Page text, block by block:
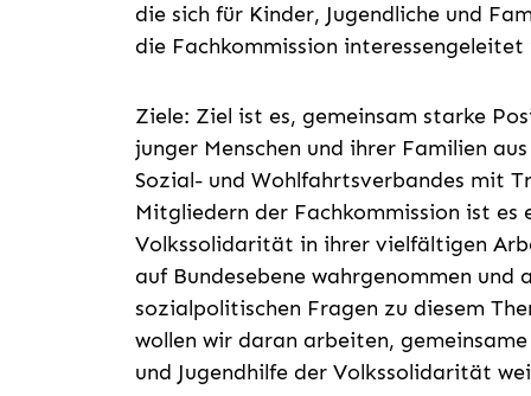
die sich für Kinder, Jugendliche und
die Fachkommission
Ziele: Ziel ist es, gemeinsam starke
junger Menschen und ihrer Familien
Sozial- und Wohlfahrtsverbandes mit
Mitgliedern der Fachkommission ist es
Volkssolidarität in ihrer vielfältigen
auf Bundesebene wahrgenommen
sozialpolitischen Fragen zu diesem
wollen wir daran arbeiten,
und Jugendhilfe der Volkssolidarität